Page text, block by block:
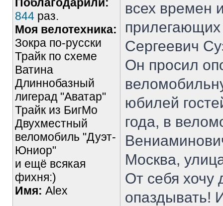
844 раз.
Моя велотехника:
Зокра по-русски
Трайк по схеме
Ватина
Длиннобазный
лигерад "Аватар"
Трайк из БигМо
Двухместный
веломобиль "Дуэт-
Юниор"
и ещё всякая
фихня:)
Имя: Alex
всех времен
прилегающих
Сергеевич
Он просил
юбилей
года, в
Москва,
От себя хочу
опаздывать!